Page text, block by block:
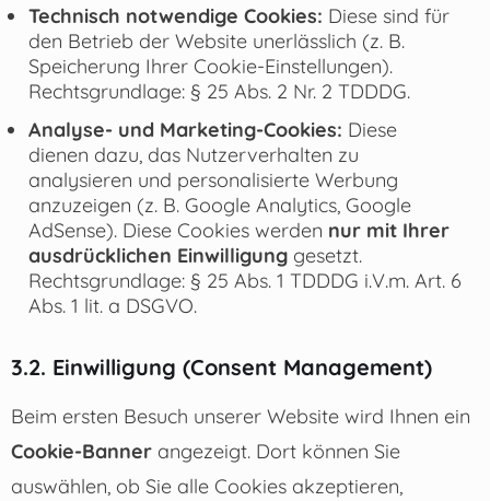
Technisch notwendige Cookies: Diese sind für
den Betrieb der Website unerlässlich (z. B.
Speicherung Ihrer Cookie-Einstellungen).
Rechtsgrundlage: § 25 Abs. 2 Nr. 2 TDDDG.
Analyse- und Marketing-Cookies: Diese
dienen dazu, das Nutzerverhalten zu
analysieren und personalisierte Werbung
anzuzeigen (z. B. Google Analytics, Google
AdSense). Diese Cookies werden nur mit Ihrer
ausdrücklichen Einwilligunggesetzt.
Rechtsgrundlage: § 25 Abs. 1 TDDDG i.V.m. Art. 6
Abs. 1 lit. a DSGVO.
3.2. Einwilligung (Consent Management)
Beim ersten Besuch unserer Website wird Ihnen ein
Cookie-Bannerangezeigt. Dort können Sie
auswählen, ob Sie alle Cookies akzeptieren,